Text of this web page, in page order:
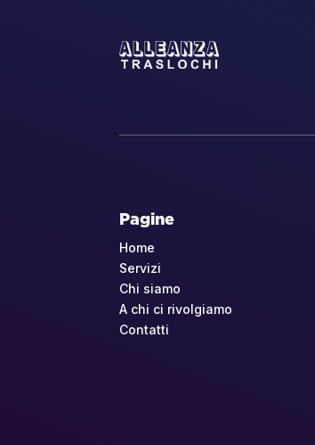
Pagine
Home
Servizi
Chi siamo
A chi ci rivolgiamo
Contatti